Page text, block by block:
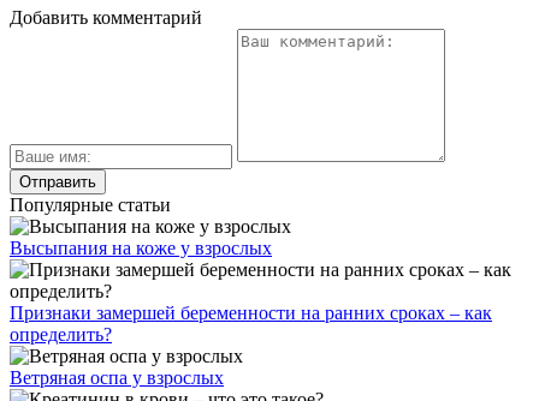
Добавить комментарий
Популярные статьи
Высыпания на коже у взрослых
Признаки замершей беременности на ранних сроках – как
определить?
Ветряная оспа у взрослых